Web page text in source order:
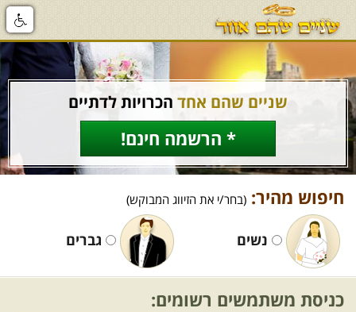
שניים שהם אחד הכרויות לדתיים
* הרשמה חינם!
חיפוש מהיר: (בחר/י את הזיווג המבוקש)
נשים גברים
כניסת משתמשים רשומים: